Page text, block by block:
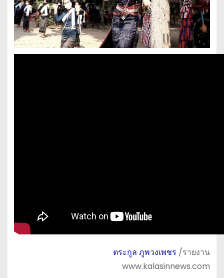
ตระกูล ภูพวงเพชร /รายงาน
www.kalasinnews.com